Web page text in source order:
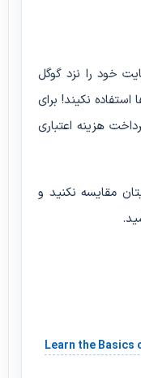
خود را نزد گوگل
نکیند! برای
هزینه اعتباری
مقایسه نکنید و
Learn the Basics